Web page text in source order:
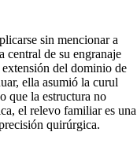
sin mencionar a
central de su engranaje
del dominio de
ella asumió la curul
que la estructura no
el relevo familiar es una
quirúrgica.